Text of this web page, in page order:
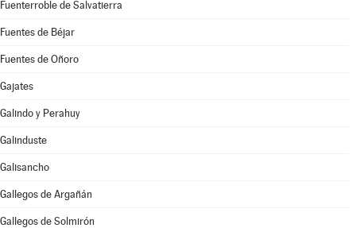
Fuenterroble de Salvatierra
Fuentes de Béjar
Fuentes de Oñoro
Gajates
Galindo y Perahuy
Galinduste
Galisancho
Gallegos de Argañán
Gallegos de Solmirón